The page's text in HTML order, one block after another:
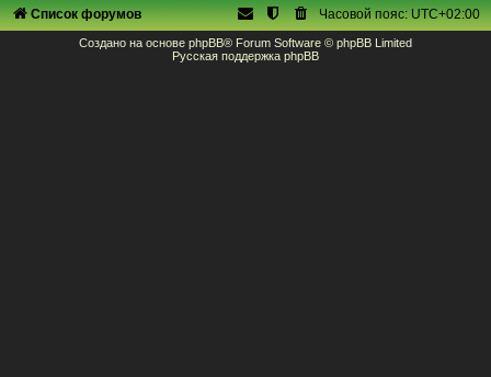
Список форумов Часовой пояс:UTC+02:00
Создано на основе phpBB® Forum Software © phpBB Limited
Русская поддержка phpBB